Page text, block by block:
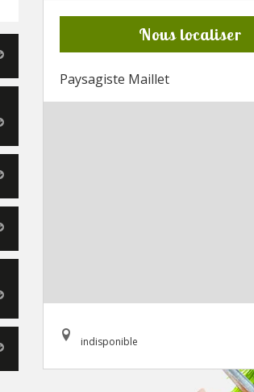
Nous localiser
Paysagiste Maillet
indisponible